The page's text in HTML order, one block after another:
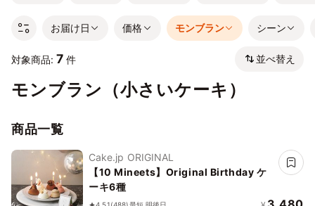
お届け日 価格 モンブラン シーン
対象商品: 7 件 並べ替え
モンブラン（小さいケーキ）
商品一覧
Cake.jp ORIGINAL
【10 Mineets】Original Birthday ケ
ーキ6種